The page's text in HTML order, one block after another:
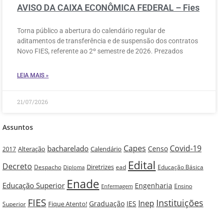
AVISO DA CAIXA ECONÔMICA FEDERAL – Fies
Torna público a abertura do calendário regular de
aditamentos de transferência e de suspensão dos contratos
Novo FIES, referente ao 2º semestre de 2026. Prezados
LEIA MAIS »
21/07/2026
Assuntos
2017 Alteração bacharelado Calendário Capes Censo Covid-19
Decreto Despacho Diploma Diretrizes ead Edital Educação Básica
Educação Superior Enade Enfermagem Engenharia Ensino
Superior FIES Fique Atento! Graduação IES Inep Instituições